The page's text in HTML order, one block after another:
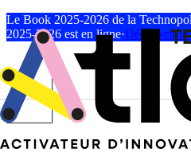
Le Book 2025-2026 de la
2025-2026 est en ligne·Découvrir